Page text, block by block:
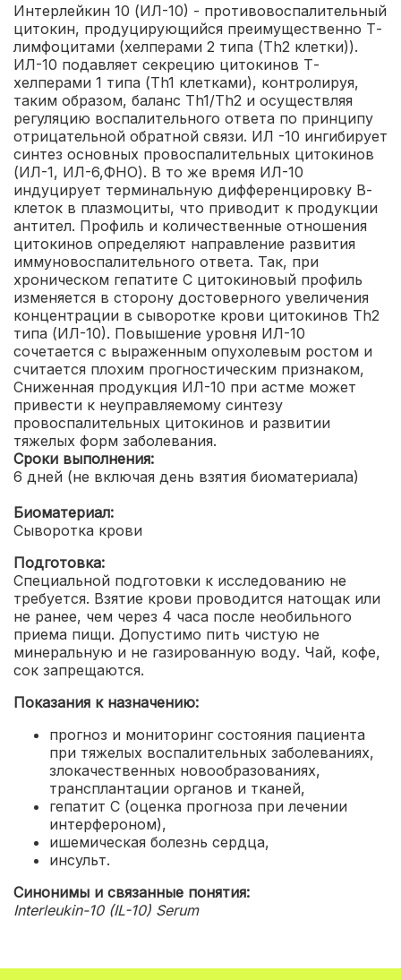
Интерлейкин 10 (ИЛ-10) - противовоспалительный
цитокин, продуцирующийся преимущественно Т-
лимфоцитами (хелперами 2 типа (Тh2 клетки)).
ИЛ-10 подавляет секрецию цитокинов Т-
хелперами 1 типа (Th1 клетками), контролируя,
таким образом, баланс Th1/Th2 и осуществляя
регуляцию воспалительного ответа по принципу
отрицательной обратной связи. ИЛ -10 ингибирует
синтез основных провоспалительных цитокинов
(ИЛ-1, ИЛ-6,ФНО). В то же время ИЛ-10
индуцирует терминальную дифференцировку В-
клеток в плазмоциты, что приводит к продукции
антител. Профиль и количественные отношения
цитокинов определяют направление развития
иммуновоспалительного ответа. Так, при
хроническом гепатите С цитокиновый профиль
изменяется в сторону достоверного увеличения
концентрации в сыворотке крови цитокинов Th2
типа (ИЛ-10). Повышение уровня ИЛ-10
сочетается с выраженным опухолевым ростом и
считается плохим прогностическим признаком,
Сниженная продукция ИЛ-10 при астме может
привести к неуправляемому синтезу
провоспалительных цитокинов и развитии
тяжелых форм заболевания.
Сроки выполнения:
6 дней (не включая день взятия биоматериала)
Биоматериал:
Сыворотка крови
Подготовка:
Специальной подготовки к исследованию не
требуется. Взятие крови проводится натощак или
не ранее, чем через 4 часа после необильного
приема пищи. Допустимо пить чистую не
минеральную и не газированную воду. Чай, кофе,
сок запрещаются.
Показания к назначению:
прогноз и мониторинг состояния пациента
при тяжелых воспалительных заболеваниях,
злокачественных новообразованиях,
трансплантации органов и тканей,
гепатит С (оценка прогноза при лечении
интерфероном),
ишемическая болезнь сердца,
инсульт.
Синонимы и связанные понятия:
Interleukin-10 (IL-10) Serum